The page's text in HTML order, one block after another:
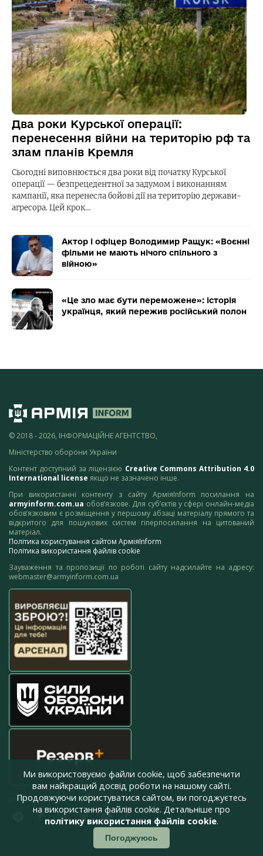
Два роки Курської операції:
перенесення війни на територію рф та
злам планів Кремля
Сьогодні виповнюється два роки від початку Курської
операції — безпрецедентної за задумом і виконанням
кампанії, яка перенесла бойові дії на територію держави-
агресора. Цей крок…
Актор і офіцер Володимир Ращук: «Воєнні
фільми не мають нічого спільного з
війною»
«Це зло має бути переможене»: історія
українця, який пережив російський полон
© 2018 - 2026, ІНФОРМАЦІЙНЕ АГЕНТСТВО,
Міністерство оборони України
Контент доступний за ліцензією Creative Commons Attribution 4.0
International license якщо не зазначено інше.
При використанні контенту з сайту АрміяInform посилання на
armyinform.com.ua обов’язкове. Для суб’єктів у сфері онлайн-медіа
обов’язковим є розміщення у першому абзаці матеріалу прямого та
відкритого для пошукових систем гіперпосилання на цитований
матеріал.
Політика користування сайтом АрміяInform
Політика використання файлів cookie
Зауваження та пропозиції по роботі сайту надсилайте на адресу:
webmaster@armyinform.com.ua
press@armyinform.com.ua
Ми використовуємо файли cookie, щоб забезпечити
вам найкращий досвід роботи на нашому сайті.
Продовжуючи користуватися сайтом, ви погоджуєтесь
на використання файлів cookie. Детальніше про
політику використання файлів cookie.
Погоджуюсь